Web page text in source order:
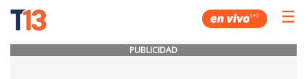
☰
PUBLICIDAD